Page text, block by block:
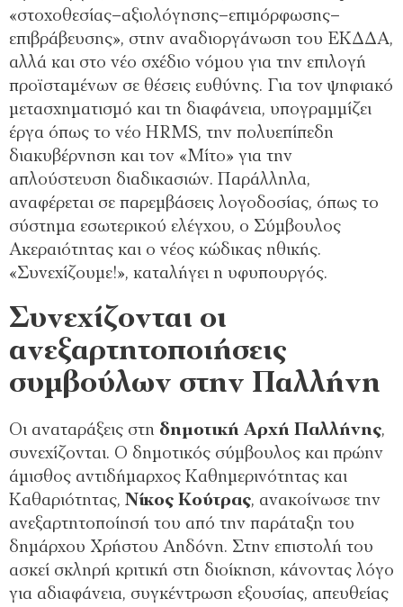
«στοχοθεσίας–αξιολόγησης–επιμόρφωσης–
επιβράβευσης», στην αναδιοργάνωση του ΕΚΔΔΑ,
αλλά και στο νέο σχέδιο νόμου για την επιλογή
προϊσταμένων σε θέσεις ευθύνης. Για τον ψηφιακό
μετασχηματισμό και τη διαφάνεια, υπογραμμίζει
έργα όπως το νέο HRMS, την πολυεπίπεδη
διακυβέρνηση και τον «Μίτο» για την
απλούστευση διαδικασιών. Παράλληλα,
αναφέρεται σε παρεμβάσεις λογοδοσίας, όπως το
σύστημα εσωτερικού ελέγχου, ο Σύμβουλος
Ακεραιότητας και ο νέος κώδικας ηθικής.
«Συνεχίζουμε!», καταλήγει η υφυπουργός.
Συνεχίζονται οι
ανεξαρτητοποιήσεις
συμβούλων στην Παλλήνη
Οι αναταράξεις στη δημοτική Αρχή Παλλήνης,
συνεχίζονται. Ο δημοτικός σύμβουλος και πρώην
άμισθος αντιδήμαρχος Καθημερινότητας και
Καθαριότητας, Νίκος Κούτρας, ανακοίνωσε την
ανεξαρτητοποίησή του από την παράταξη του
δημάρχου Χρήστου Αηδόνη. Στην επιστολή του
ασκεί σκληρή κριτική στη διοίκηση, κάνοντας λόγο
για αδιαφάνεια, συγκέντρωση εξουσίας, απευθείας